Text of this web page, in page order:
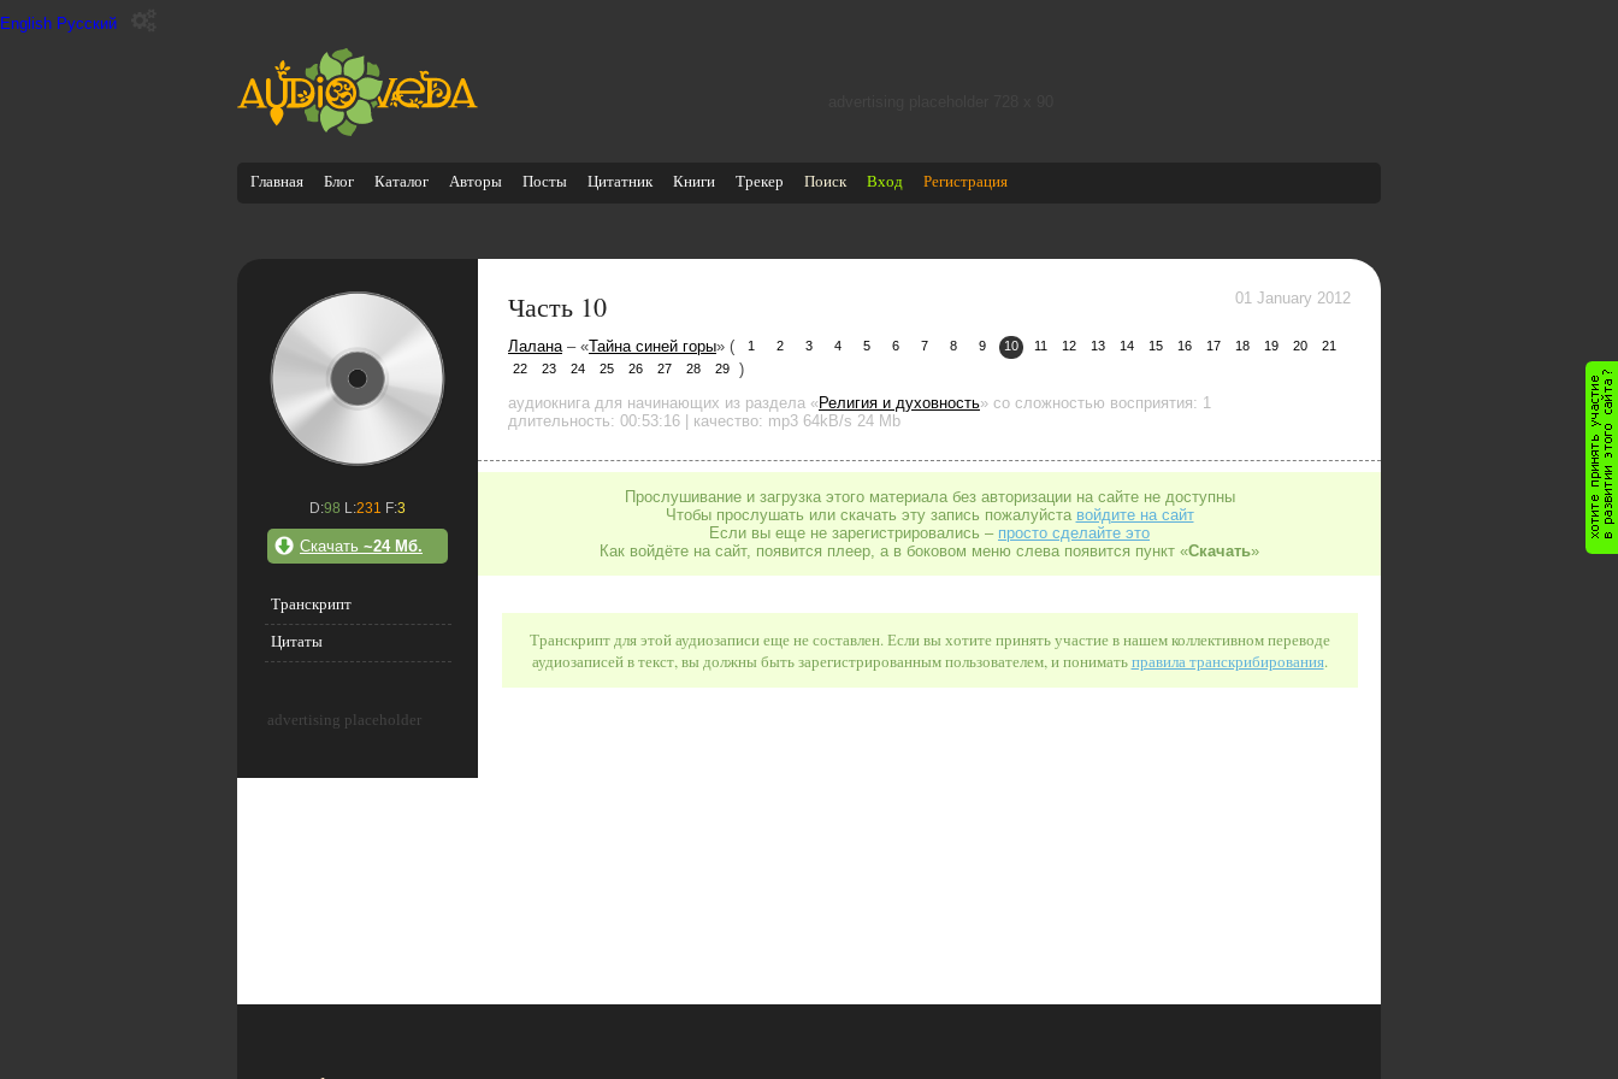
English Русский
Главная Блог Каталог Авторы Посты Цитатник Книги Трекер Поиск Вход Регистрация
D:98 L:231 F:3
Скачать ~24 Мб.
Транскрипт
Цитаты
advertising placeholder
Часть 10 01 January 2012
Лалана – «Тайна синей горы» ( 1 2 3 4 5 6 7 8 9 10 11 12 13 14 15 16 17 18 19 20
21
22
23 24 25 26 27 28 29
)
аудиокнига для начинающих из раздела «Религия и духовность» со сложностью восприятия: 1
длительность: 00:53:16 | качество: mp3 64kB/s 24 Mb
Прослушивание и загрузка этого материала без авторизации на сайте не доступны
Чтобы прослушать или скачать эту запись пожалуйста войдите на сайт
Если вы еще не зарегистрировались – просто сделайте это
Как войдёте на сайт, появится плеер, а в боковом меню слева появится пункт «Скачать»
Транскрипт для этой аудиозаписи еще не составлен. Если вы хотите принять участие в нашем коллективном переводе
аудиозаписей в текст, вы должны быть зарегистрированным пользователем, и пониматьправила транскрибирования.